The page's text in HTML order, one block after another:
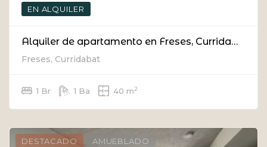
EN ALQUILER
Alquiler de apartamento en Freses, Curridabat (con L/B)
Freses, Curridabat
1 Br 1 Ba 40 m2
DESTACADO AMUEBLADO